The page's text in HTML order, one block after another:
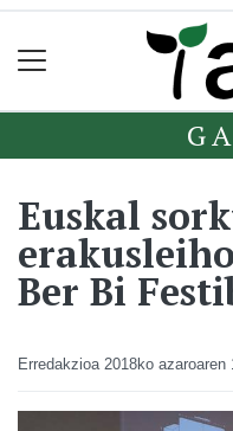
Euskal
Ber Bi
Erredakzioa 2018ko azaroaren